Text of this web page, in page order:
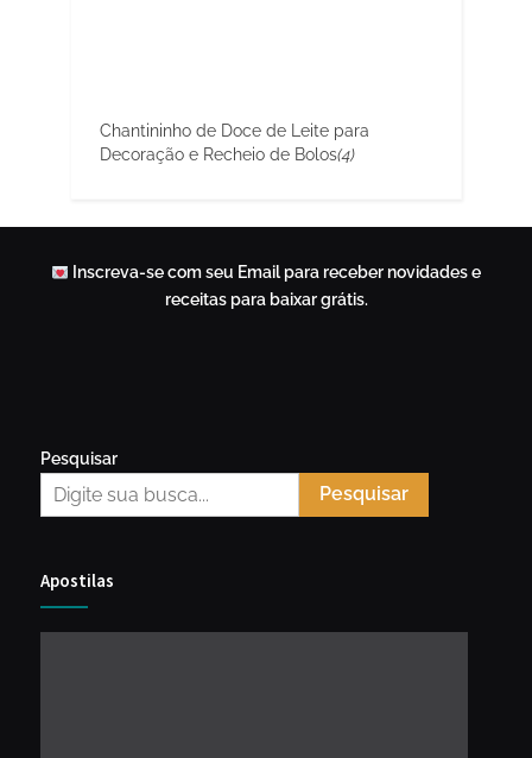
Chantininho de Doce de Leite para
Decoração e Recheio de Bolos(4)
Inscreva-se com seu Email para receber novidades e
receitas para baixar grátis.
Pesquisar
Pesquisar
Apostilas